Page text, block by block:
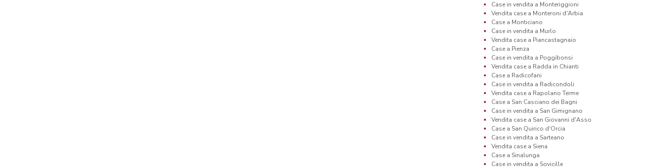
Case in vendita a Monteriggioni
Vendita case a Monteroni d'Arbia
Case a Monticiano
Case in vendita a Murlo
Vendita case a Piancastagnaio
Case a Pienza
Case in vendita a Poggibonsi
Vendita case a Radda in Chianti
Case a Radicofani
Case in vendita a Radicondoli
Vendita case a Rapolano Terme
Case a San Casciano dei Bagni
Case in vendita a San Gimignano
Vendita case a San Giovanni d'Asso
Case a San Quirico d'Orcia
Case in vendita a Sarteano
Vendita case a Siena
Case a Sinalunga
Case in vendita a Sovicille